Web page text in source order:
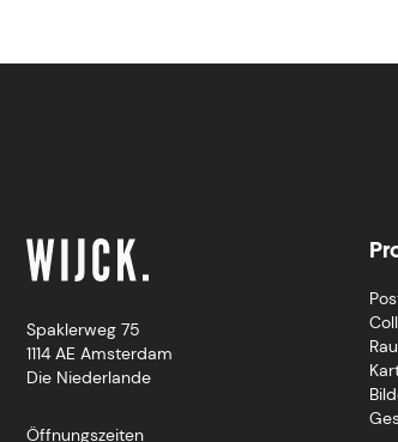
Spaklerweg 75
1114 AE Amsterdam
Die Niederlande
Öffnungszeiten